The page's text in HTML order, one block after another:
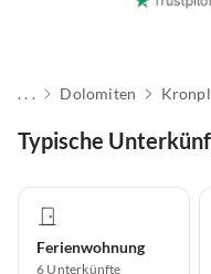
. . . Dolomiten
Typische
Ferienwohnung
6 Unterkünfte